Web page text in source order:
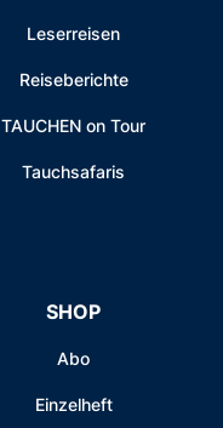
Leserreisen
Reiseberichte
TAUCHEN on Tour
Tauchsafaris
SHOP
Abo
Einzelheft